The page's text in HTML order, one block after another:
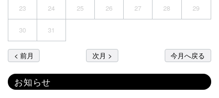
23 24 25 26 27 28 29
30 31
< 前月 次月 > 今月へ戻る
お知らせ